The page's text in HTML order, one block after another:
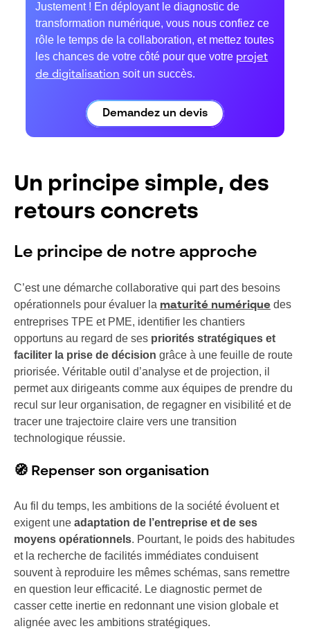
Justement ! En déployant le diagnostic de
transformation numérique, vous nous confiez ce
rôle le temps de la collaboration, et mettez toutes
les chances de votre côté pour que votre projet
de digitalisation soit un succès.
Demandez un devis
Un principe simple, des
retours concrets
Le principe de notre approche
C’est une démarche collaborative qui part des besoins
opérationnels pour évaluer la maturité numérique des
entreprises TPE et PME, identifier les chantiers
opportuns au regard de ses priorités stratégiques et
faciliter la prise de décision grâce à une feuille de route
priorisée. Véritable outil d’analyse et de projection, il
permet aux dirigeants comme aux équipes de prendre du
recul sur leur organisation, de regagner en visibilité et de
tracer une trajectoire claire vers une transition
technologique réussie.
🧭 Repenser son organisation
Au fil du temps, les ambitions de la société évoluent et
exigent une adaptation de l’entreprise et de ses
moyens opérationnels. Pourtant, le poids des habitudes
et la recherche de facilités immédiates conduisent
souvent à reproduire les mêmes schémas, sans remettre
en question leur efficacité. Le diagnostic permet de
casser cette inertie en redonnant une vision globale et
alignée avec les ambitions stratégiques.